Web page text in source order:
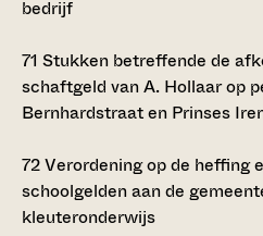
bedrijf
71 Stukken betreffende de
schaftgeld van A. Hollaar op
Bernhardstraat en Prinses
72Verordening op de heffing
schoolgelden aan de
kleuteronderwijs